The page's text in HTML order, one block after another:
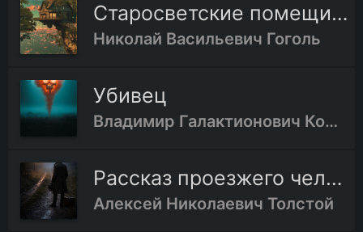
Старосветские помещики
Николай Васильевич Гоголь
Убивец
Владимир Галактионович Короленко
Рассказ проезжего человека
Алексей Николаевич Толстой